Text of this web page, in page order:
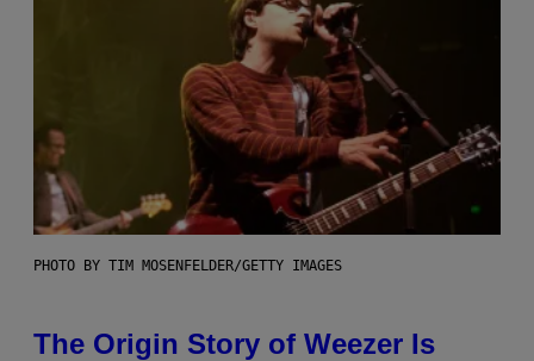
PHOTO BY TIM MOSENFELDER/GETTY IMAGES
The Origin Story of Weezer Is